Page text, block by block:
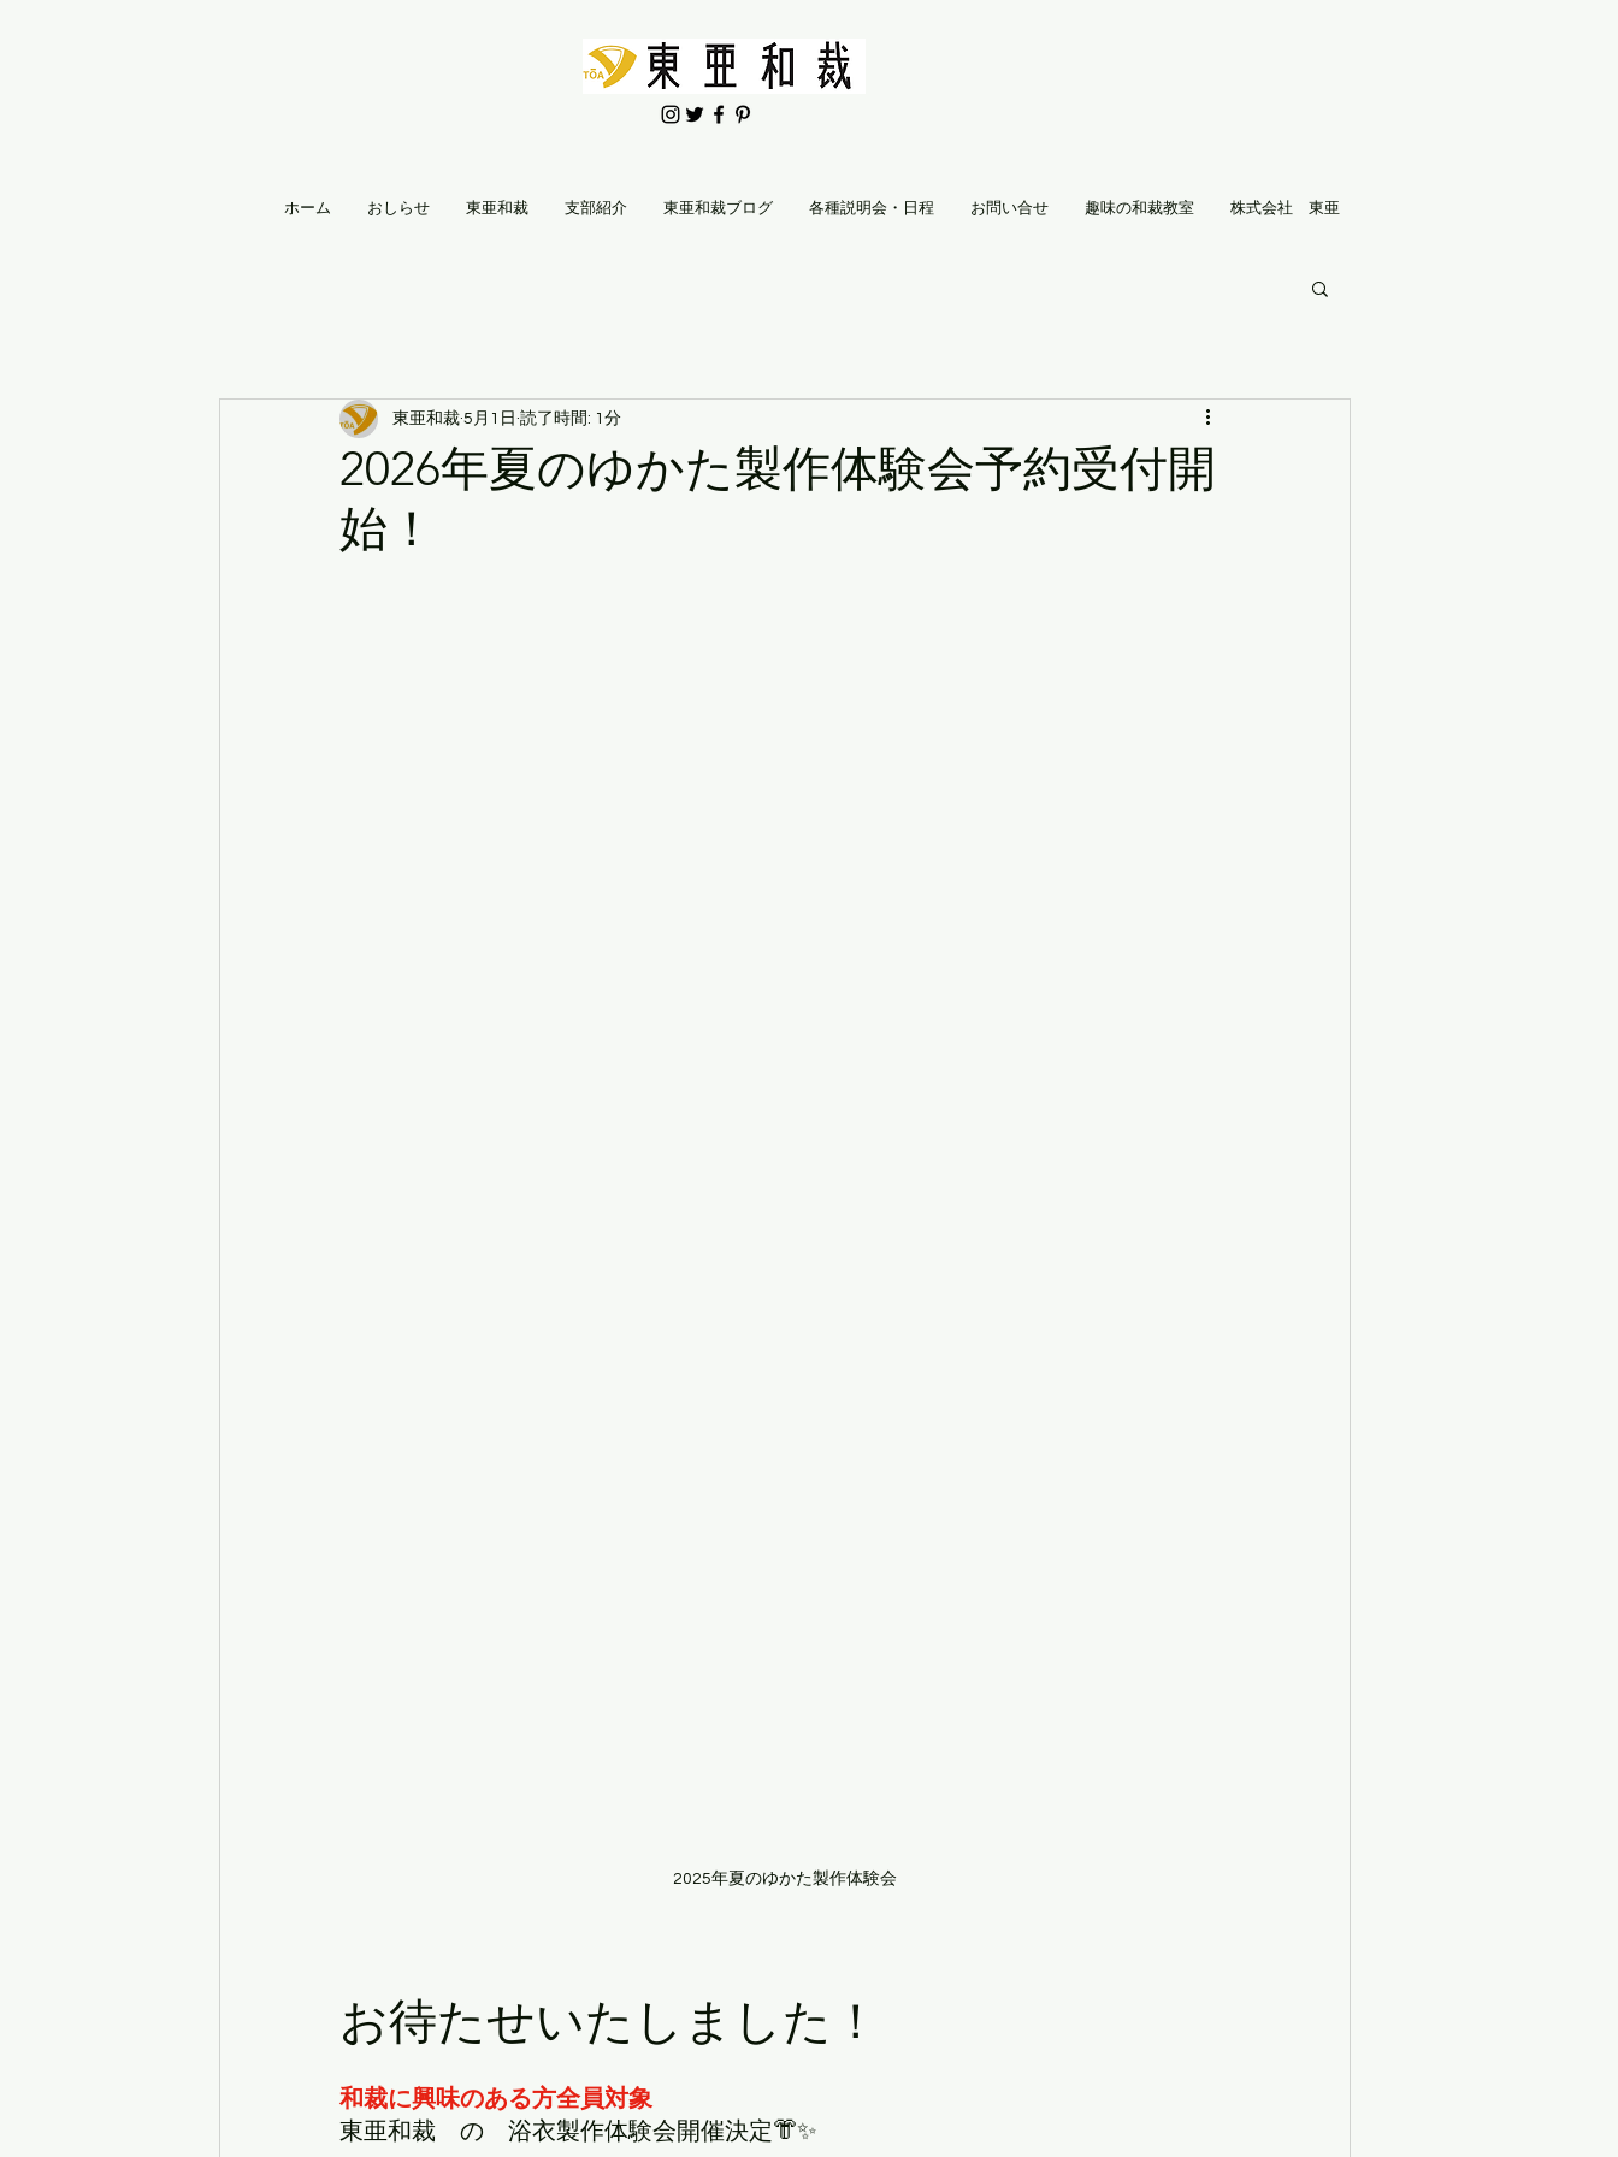
ホーム おしらせ 東亜和裁 支部紹介 東亜和裁ブログ 各種説明会・日程 お問い合せ 趣味の和裁教室 株式会社 東亜
2026年夏のゆかた製作体験会予約受付開
始！
東亜和裁 5月1日 読了時間: 1分
2025年夏のゆかた製作体験会
お待たせいたしました！
和裁に興味のある方全員対象
東亜和裁　の　浴衣製作体験会開催決定👘✨